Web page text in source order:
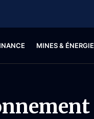
MINES & ÉNERGIE